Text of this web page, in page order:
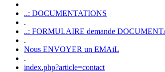
..: DOCUMENTATIONS
.
..: FORMULAIRE demande
.
Nous ENVOYER un EMAiL
.
index.php?article=contact